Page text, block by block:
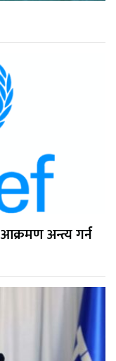
अन्त्य गर्न